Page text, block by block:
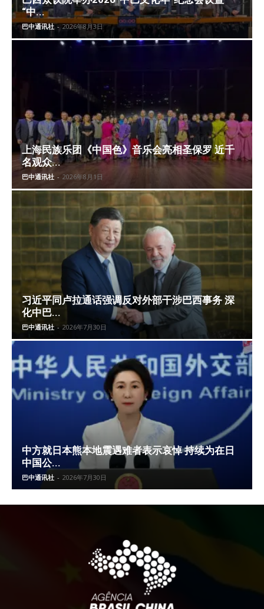
“中...
巴中通讯社 - 2026年8月3日
上海民族乐团《中国色》音乐会亮相圣保罗 近千
名观众...
巴中通讯社 - 2026年8月1日
习近平同卢拉通话强调反对外部干涉巴西事务 深
化中巴...
巴中通讯社 - 2026年7月30日
中方就日本熊本地震遇难者表示哀悼 持续为在日
中国公...
巴中通讯社 - 2026年7月30日